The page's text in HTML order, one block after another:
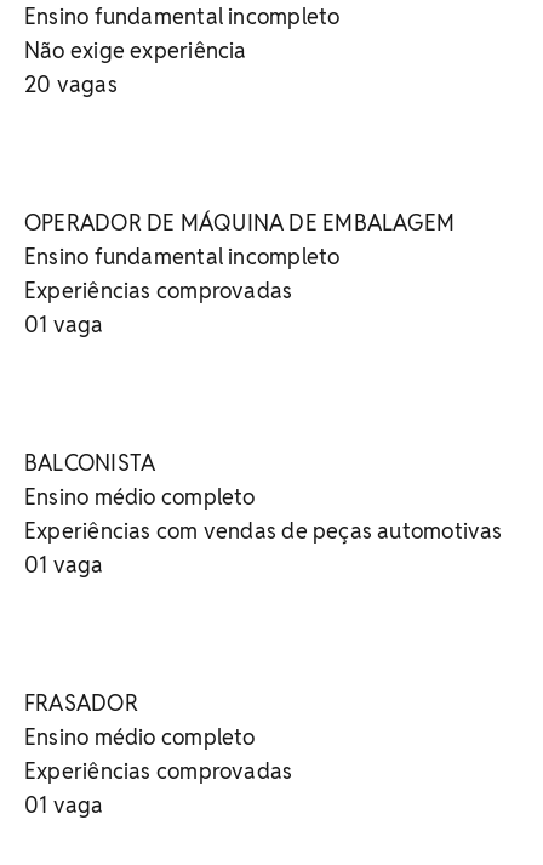
Ensino fundamental incompleto
Não exige experiência
20 vagas
OPERADOR DE MÁQUINA DE EMBALAGEM
Ensino fundamental incompleto
Experiências comprovadas
01 vaga
BALCONISTA
Ensino médio completo
Experiências com vendas de peças automotivas
01 vaga
FRASADOR
Ensino médio completo
Experiências comprovadas
01 vaga